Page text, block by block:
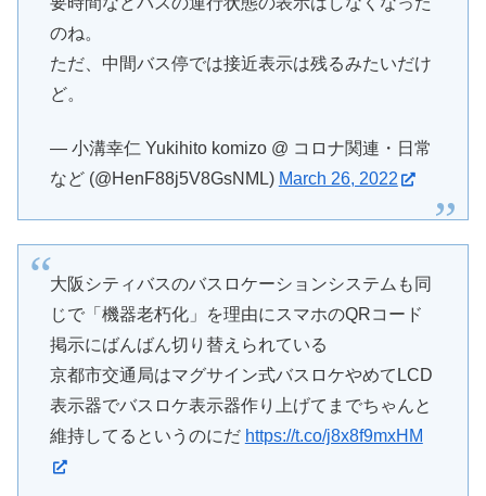
のね。
ただ、中間バス停では接近表示は残るみたいだけ
ど。
— 小溝幸仁 Yukihito komizo @ コロナ関連・日常
など (@HenF88j5V8GsNML) March 26, 2022
大阪シティバスのバスロケーションシステムも同
じで「機器老朽化」を理由にスマホのQRコード
掲示にばんばん切り替えられている
京都市交通局はマグサイン式バスロケやめてLCD
表示器でバスロケ表示器作り上げてまでちゃんと
維持してるというのにだ https://t.co/j8x8f9mxHM